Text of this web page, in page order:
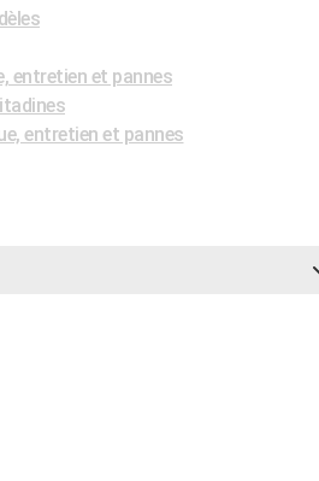
entretien et pannes
entretien et pannes